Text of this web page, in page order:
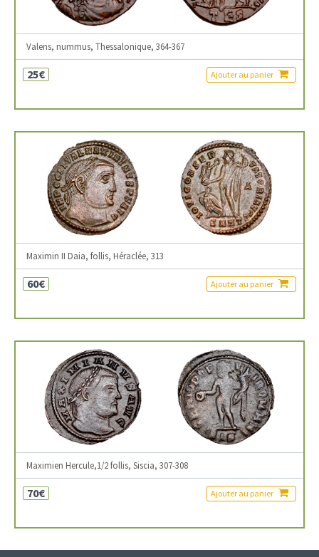
Valens, nummus, Thessalonique, 364-367
25€ Ajouter au panier
Maximin II Daia, follis, Héraclée, 313
60€ Ajouter au panier
Maximien Hercule,1/2 follis, Siscia, 307-308
70€ Ajouter au panier